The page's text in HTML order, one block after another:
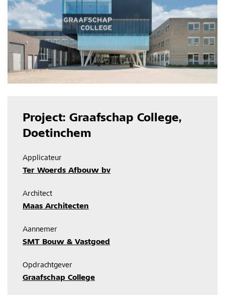
Project: Graafschap College,
Doetinchem
Applicateur
Ter Woerds Afbouw bv
Architect
Maas Architecten
Aannemer
SMT Bouw & Vastgoed
Opdrachtgever
Graafschap College